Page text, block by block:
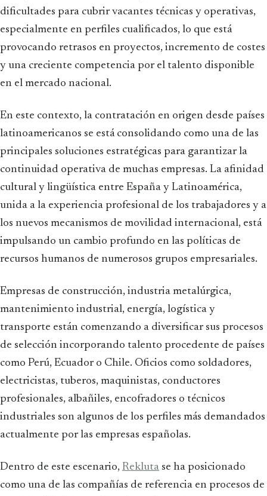
dificultades para cubrir vacantes técnicas y operativas,
especialmente en perfiles cualificados, lo que está
provocando retrasos en proyectos, incremento de costes
y una creciente competencia por el talento disponible
en el mercado nacional.
En este contexto, la contratación en origen desde países
latinoamericanos se está consolidando como una de las
principales soluciones estratégicas para garantizar la
continuidad operativa de muchas empresas. La afinidad
cultural y lingüística entre España y Latinoamérica,
unida a la experiencia profesional de los trabajadores y a
los nuevos mecanismos de movilidad internacional, está
impulsando un cambio profundo en las políticas de
recursos humanos de numerosos grupos empresariales.
Empresas de construcción, industria metalúrgica,
mantenimiento industrial, energía, logística y
transporte están comenzando a diversificar sus procesos
de selección incorporando talento procedente de países
como Perú, Ecuador o Chile. Oficios como soldadores,
electricistas, tuberos, maquinistas, conductores
profesionales, albañiles, encofradores o técnicos
industriales son algunos de los perfiles más demandados
actualmente por las empresas españolas.
Dentro de este escenario, Rekluta se ha posicionado
como una de las compañías de referencia en procesos de